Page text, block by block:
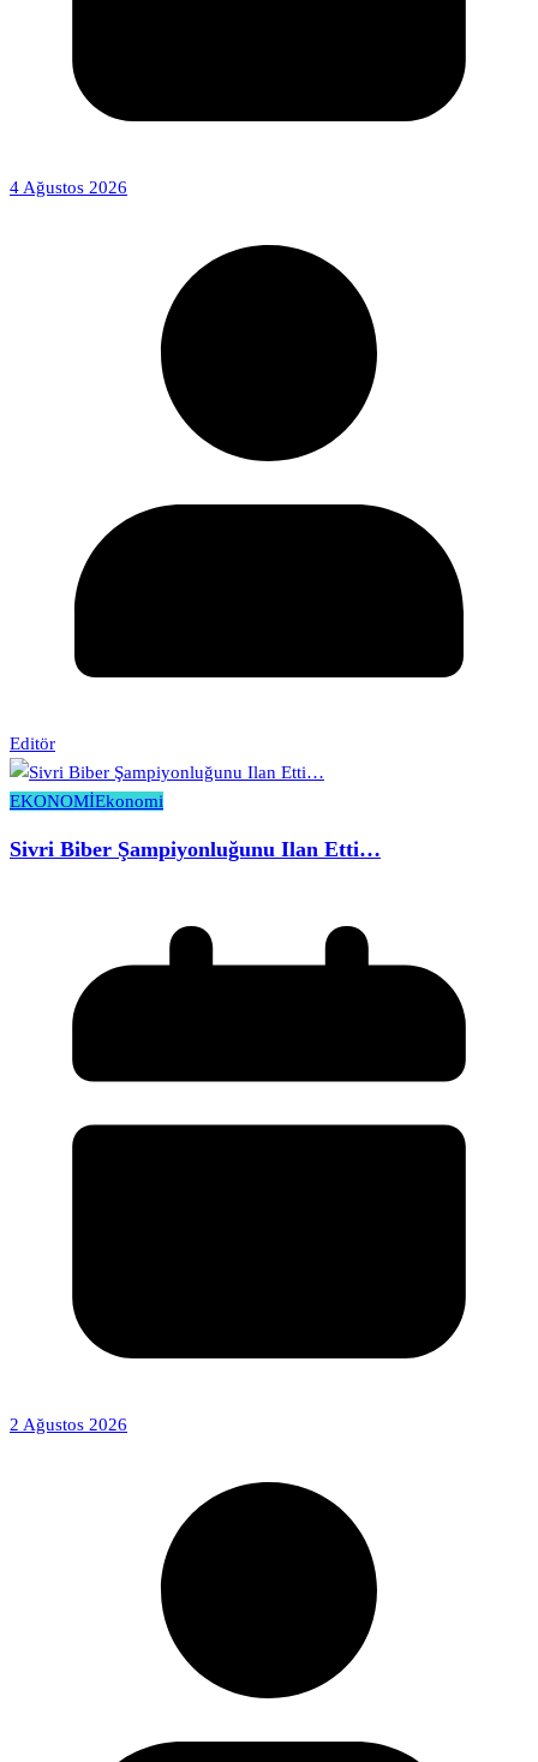
4 Ağustos 2026
Editör
EKONOMİEkonomi
Sivri Biber Şampiyonluğunu Ilan Etti…
2 Ağustos 2026